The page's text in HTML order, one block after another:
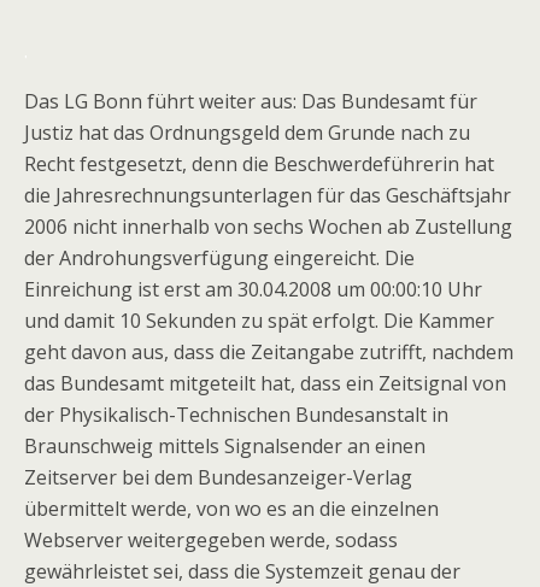
Das LG Bonn führt weiter aus: Das Bundesamt für
Justiz hat das Ordnungsgeld dem Grunde nach zu
Recht festgesetzt, denn die Beschwerdeführerin hat
die Jahresrechnungsunterlagen für das Geschäftsjahr
2006 nicht innerhalb von sechs Wochen ab Zustellung
der Androhungsverfügung eingereicht. Die
Einreichung ist erst am 30.04.2008 um 00:00:10 Uhr
und damit 10 Sekunden zu spät erfolgt. Die Kammer
geht davon aus, dass die Zeitangabe zutrifft, nachdem
das Bundesamt mitgeteilt hat, dass ein Zeitsignal von
der Physikalisch-Technischen Bundesanstalt in
Braunschweig mittels Signalsender an einen
Zeitserver bei dem Bundesanzeiger-Verlag
übermittelt werde, von wo es an die einzelnen
Webserver weitergegeben werde, sodass
gewährleistet sei, dass die Systemzeit genau der